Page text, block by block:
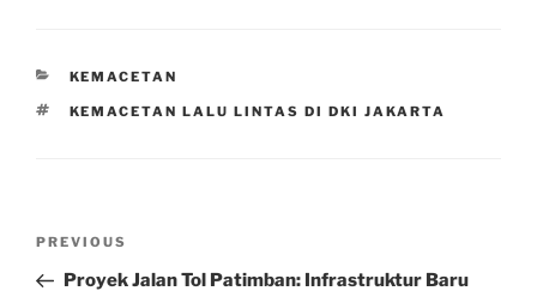
CATEGORIES
KEMACETAN
TAGS
KEMACETAN LALU LINTAS DI DKI JAKARTA
Previous
Post
PREVIOUS
Proyek Jalan Tol Patimban: Infrastruktur Baru